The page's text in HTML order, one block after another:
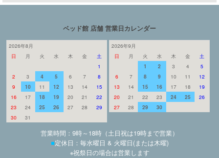
ベッド館 店舗 営業日カレンダー
2026年8月
日
月 火 水 木 金
土
1
2
3 4 5 6 7
8
9
10 11 12 13 14
15
16
17 18 19 20 21
22
23
24 25 26 27 28
29
30
31
2026年9月
日
月 火 水 木 金
土
1
2 3 4
5
6
7 8 9 10 11
12
13
14 15 16 17 18
19
20
21 22 23 24 25
26
27
28 29 30
営業時間：9時～18時（土日祝は19時まで営業）
■定休日：毎水曜日 & 火曜日(または木曜)
※祝祭日の場合は営業します